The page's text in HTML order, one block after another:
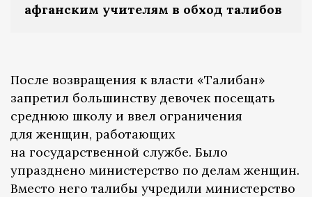
афганским учителям в обход талибов
После возвращения к власти «Талибан»
запретил большинству девочек посещать
среднюю школу и ввел ограничения
для женщин, работающих
на государственной службе. Было
упразднено министерство по делам женщин.
Вместо него талибы учредили министерство